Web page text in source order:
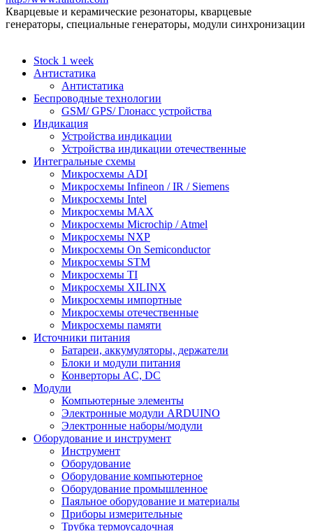
Кварцевые и керамические резонаторы, кварцевые
генераторы, специальные генераторы, модули синхронизации
Stock 1 week
Антистатика
Антистатика
Беспроводные технологии
GSM/ GPS/ Глонасс устройства
Индикация
Устройства индикации
Устройства индикации отечественные
Интегральные схемы
Микросхемы ADI
Микросхемы Infineon / IR / Siemens
Микросхемы Intel
Микросхемы MAX
Микросхемы Microchip / Atmel
Микросхемы NXP
Микросхемы On Semiconductor
Микросхемы STM
Микросхемы TI
Микросхемы XILINX
Микросхемы импортные
Микросхемы отечественные
Микросхемы памяти
Источники питания
Батареи, аккумуляторы, держатели
Блоки и модули питания
Конверторы AC, DC
Модули
Компьютерные элементы
Электронные модули ARDUINO
Электронные наборы/модули
Оборудование и инструмент
Инструмент
Оборудование
Оборудование компьютерное
Оборудование промышленное
Паяльное оборудование и материалы
Приборы измерительные
Трубка термоусадочная